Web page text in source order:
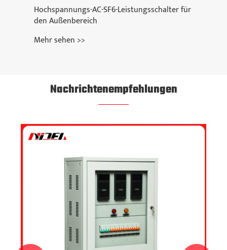
Hochspannungs-AC-SF6-Leistungsschalter für
den Außenbereich
Mehr sehen >>
Nachrichtenempfehlungen